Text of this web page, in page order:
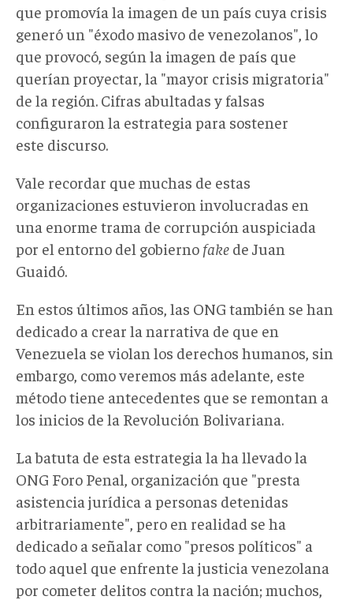
que promovía la imagen de un país cuya crisis
generó un "éxodo masivo de venezolanos", lo
que provocó, según la imagen de país que
querían proyectar, la "mayor crisis migratoria"
de la región. Cifras abultadas y falsas
configuraron la estrategia para sostener
este discurso.
Vale recordar que muchas de estas
organizaciones estuvieron involucradas en
una enorme trama de corrupción auspiciada
por el entorno del gobierno fake de Juan
Guaidó.
En estos últimos años, las ONG también se han
dedicado a crear la narrativa de que en
Venezuela se violan los derechos humanos, sin
embargo, como veremos más adelante, este
método tiene antecedentes que se remontan a
los inicios de la Revolución Bolivariana.
La batuta de esta estrategia la ha llevado la
ONG Foro Penal, organización que "presta
asistencia jurídica a personas detenidas
arbitrariamente", pero en realidad se ha
dedicado a señalar como "presos políticos" a
todo aquel que enfrente la justicia venezolana
por cometer delitos contra la nación; muchos,